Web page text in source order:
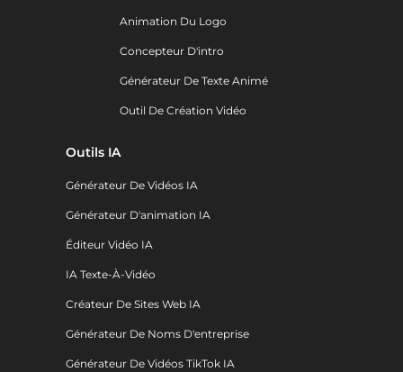
Animation Du Logo
Concepteur D'intro
Générateur De Texte Animé
Outil De Création Vidéo
Outils IA
Générateur De Vidéos IA
Générateur D'animation IA
Éditeur Vidéo IA
IA Texte-À-Vidéo
Créateur De Sites Web IA
Générateur De Noms D'entreprise
Générateur De Vidéos TikTok IA